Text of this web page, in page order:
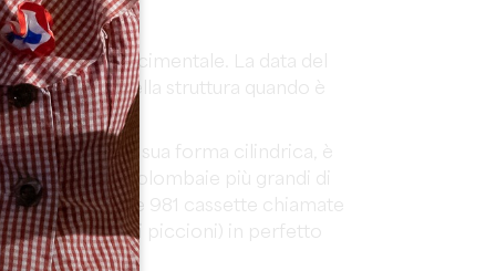
di epoca rinascimentale. La data del
principale della struttura quando è
un incendio.
, con la sua forma cilindrica, è
e una delle colombaie più grandi di
e contenente 981 cassette chiamate
accogliere i piccioni) in perfetto